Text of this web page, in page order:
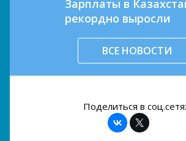
Зарплаты в
рекордно выросли
ВСЕ НОВОСТИ
Поделиться в